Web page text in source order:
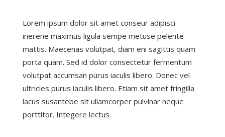
Lorem ipsum dolor sit amet conseur adipisci
inerene maximus ligula sempe metuse pelente
mattis. Maecenas volutpat, diam eni sagittis quam
porta quam. Sed id dolor consectetur fermentum
volutpat accumsan purus iaculis libero. Donec vel
ultricies purus iaculis libero. Etiam sit amet fringilla
lacus susantebe sit ullamcorper pulvinar neque
porttitor. Integere lectus.